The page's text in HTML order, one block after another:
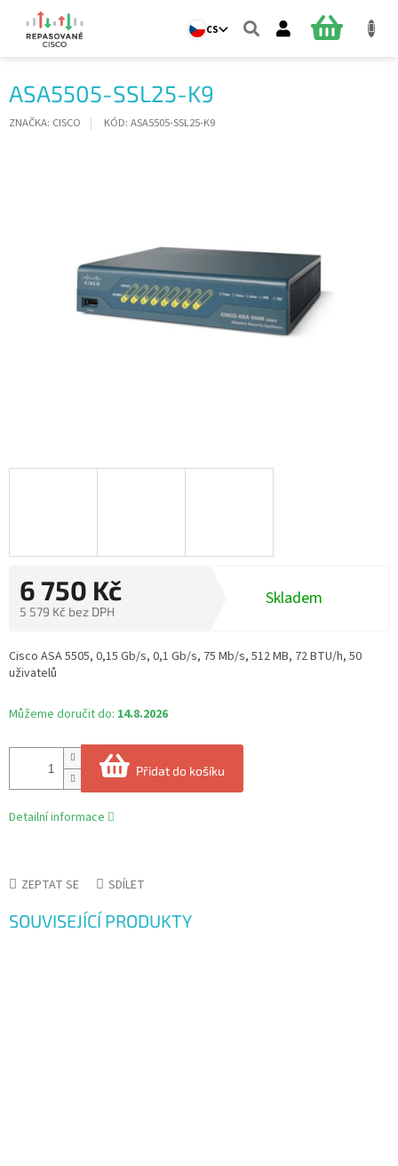
obsah
CS
NÁKUPNÍ
ASA5505-SSL25-K9
ZNAČKA: CISCO KÓD: ASA5505-SSL25-K9
6 750 Kč
5 579 Kč bez DPH
cena:
Skladem
Můžeme doručit do: 14.8.2026
Přidat do košíku
Cisco ASA 5505, 0,15 Gb/s, 0,1 Gb/s, 75 Mb/s, 512 MB, 72 BTU/h, 50
uživatelů
Detailní informace
ZEPTAT SE SDÍLET
SOUVISEJÍCÍ PRODUKTY